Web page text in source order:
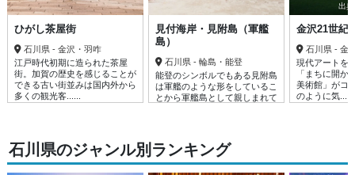
ひがし茶屋街
石川県 - 金沢・羽咋
江戸時代初期に造られた茶屋
街。加賀の歴史を感じることが
できる古い街並みは国内外から
多くの観光客......
見付海岸・見附島（軍艦
島）
石川県 - 輪島・能登
能登のシンボルでもある見附島
は軍艦のような形をしているこ
とから軍艦島として親しまれて
出
金沢21世紀
石川県 - 金
現代アートを
「まちに開か
美術館」がコ
のように気......
石川県のジャンル別ランキング